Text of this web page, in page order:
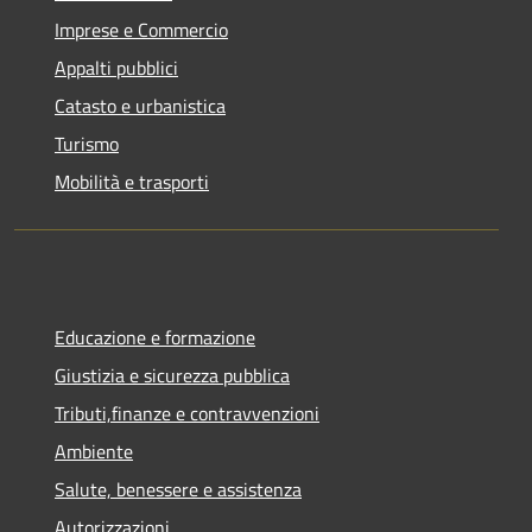
Imprese e Commercio
Appalti pubblici
Catasto e urbanistica
Turismo
Mobilità e trasporti
Educazione e formazione
Giustizia e sicurezza pubblica
Tributi,finanze e contravvenzioni
Ambiente
Salute, benessere e assistenza